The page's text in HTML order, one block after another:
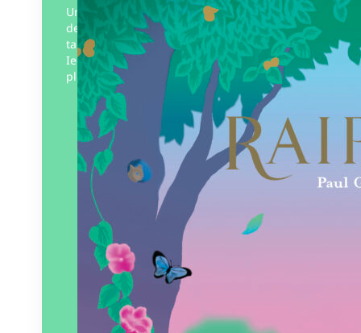
Une réinterprétation moderne du conte
de Raiponce illustré par la jeune et
talentueuse illustratrice japonaise, Yukina
Ieda. Une Raiponce dont la vocation n’est
plus de devenir princesse mais…
Éditeur :
Le Cosmographe
Paru le
09/01/2024